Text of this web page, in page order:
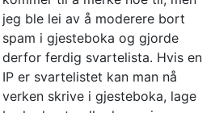
jeg ble lei av å moderere bort
spam i gjesteboka og gjorde
derfor ferdig svartelista. Hvis en
IP er svartelistet kan man nå
verken skrive i gjesteboka, lage